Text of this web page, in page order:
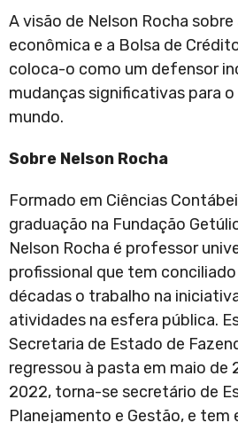
A visão de Nelson Rocha
econômica e a Bolsa de
coloca-o como um defensor
mudanças significativas para o
mundo.
Sobre Nelson Rocha
Formado em Ciências
graduação na Fundação
Nelson Rocha é professor
profissional que tem
décadas o trabalho na
atividades na esfera pública.
Secretaria de Estado de
regressou à pasta em maio de
2022, torna-se secretário de
Planejamento e Gestão, e tem